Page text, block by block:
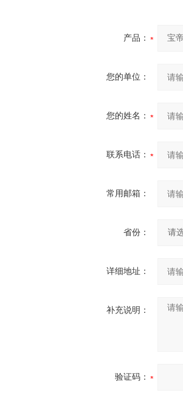
产品：
您的单位：
您的姓名：
联系电话：
常用邮箱：
省份：
详细地址：
补充说明：
验证码：